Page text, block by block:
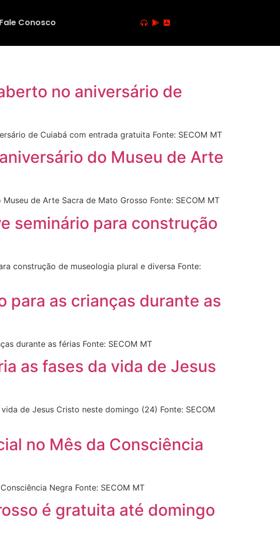
Conosco
no aniversário de
de Cuiabá com entrada gratuita Fonte: SECOM MT
do Museu de Arte
de Arte Sacra de Mato Grosso Fonte: SECOM MT
seminário para construção
construção de museologia plural e diversa Fonte:
para as crianças durante as
durante as férias Fonte: SECOM MT
as fases da vida de Jesus
de Jesus Cristo neste domingo (24) Fonte: SECOM
no Mês da Consciência
Negra Fonte: SECOM MT
é gratuita até domingo